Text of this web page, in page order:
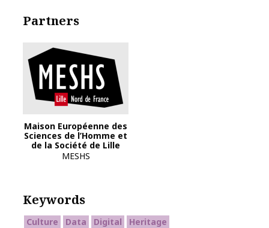
Partners
Logo MESHS 2022
Maison Européenne des
Sciences de l’Homme et
de la Société de Lille
MESHS
Keywords
Culture Data Digital Heritage